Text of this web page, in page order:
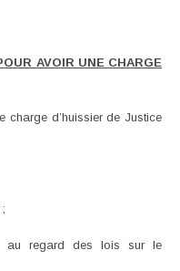
AVOIR UNE CHARGE
charge d’huissier de Justice
au regard des lois sur le